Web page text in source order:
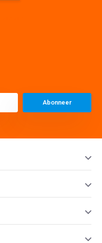
Abonneer